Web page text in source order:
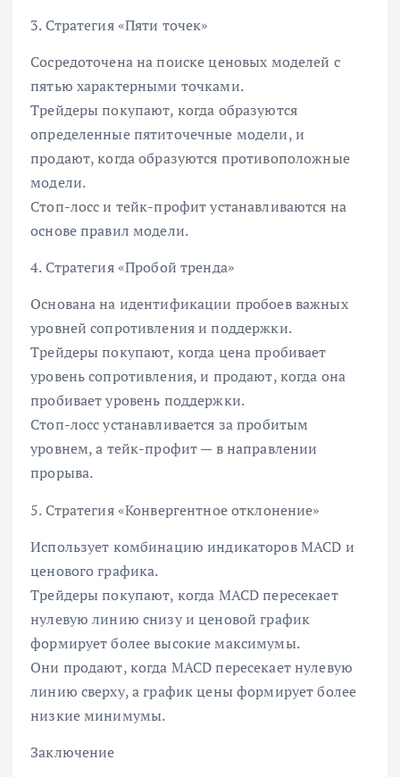
3. Стратегия «Пяти точек»
Сосредоточена на поиске ценовых моделей с
пятью характерными точками.
Трейдеры покупают, когда образуются
определенные пятиточечные модели, и
продают, когда образуются противоположные
модели.
Стоп-лосс и тейк-профит устанавливаются на
основе правил модели.
4. Стратегия «Пробой тренда»
Основана на идентификации пробоев важных
уровней сопротивления и поддержки.
Трейдеры покупают, когда цена пробивает
уровень сопротивления, и продают, когда она
пробивает уровень поддержки.
Стоп-лосс устанавливается за пробитым
уровнем, а тейк-профит — в направлении
прорыва.
5. Стратегия «Конвергентное отклонение»
Использует комбинацию индикаторов MACD и
ценового графика.
Трейдеры покупают, когда MACD пересекает
нулевую линию снизу и ценовой график
формирует более высокие максимумы.
Они продают, когда MACD пересекает нулевую
линию сверху, а график цены формирует более
низкие минимумы.
Заключение